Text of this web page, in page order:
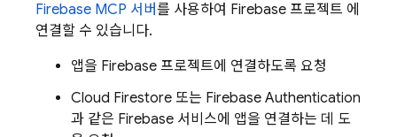
Firebase MCP 서버를 사용하여 Firebase 프로젝트 에
연결할 수 있습니다.
앱을 Firebase 프로젝트에 연결하도록 요청
Cloud Firestore 또는 Firebase Authentication
과 같은 Firebase 서비스에 앱을 연결하는 데 도